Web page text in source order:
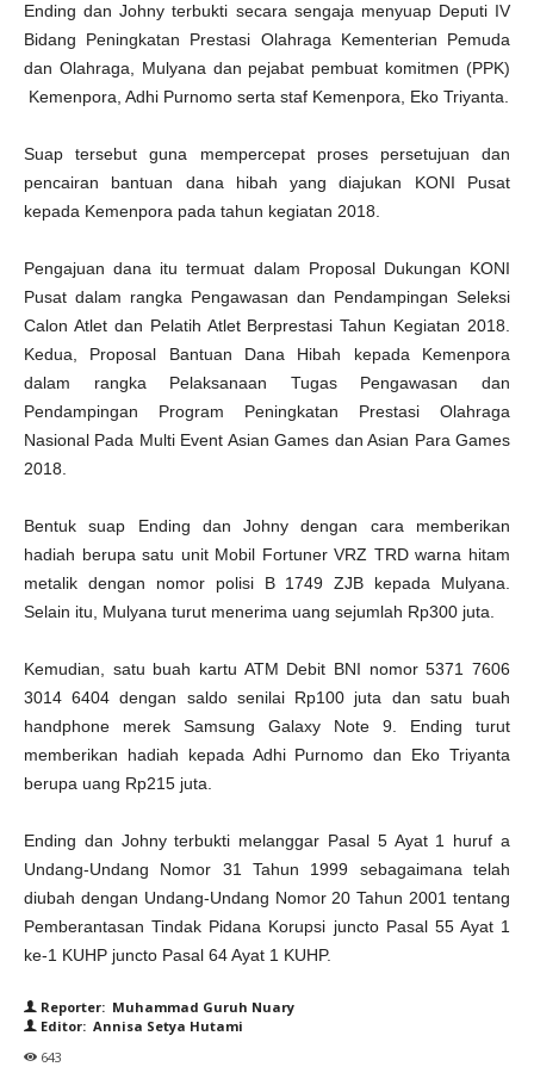
Ending dan Johny terbukti secara sengaja menyuap Deputi IV
Bidang Peningkatan Prestasi Olahraga Kementerian Pemuda
dan Olahraga, Mulyana dan pejabat pembuat komitmen (PPK)
Kemenpora, Adhi Purnomo serta staf Kemenpora, Eko Triyanta.
Suap tersebut guna mempercepat proses persetujuan dan
pencairan bantuan dana hibah yang diajukan KONI Pusat
kepada Kemenpora pada tahun kegiatan 2018.
Pengajuan dana itu termuat dalam Proposal Dukungan KONI
Pusat dalam rangka Pengawasan dan Pendampingan Seleksi
Calon Atlet dan Pelatih Atlet Berprestasi Tahun Kegiatan 2018.
Kedua, Proposal Bantuan Dana Hibah kepada Kemenpora
dalam rangka Pelaksanaan Tugas Pengawasan dan
Pendampingan Program Peningkatan Prestasi Olahraga
Nasional Pada Multi Event Asian Games dan Asian Para Games
2018.
Bentuk suap Ending dan Johny dengan cara memberikan
hadiah berupa satu unit Mobil Fortuner VRZ TRD warna hitam
metalik dengan nomor polisi B 1749 ZJB kepada Mulyana.
Selain itu, Mulyana turut menerima uang sejumlah Rp300 juta.
Kemudian, satu buah kartu ATM Debit BNI nomor 5371 7606
3014 6404 dengan saldo senilai Rp100 juta dan satu buah
handphone merek Samsung Galaxy Note 9. Ending turut
memberikan hadiah kepada Adhi Purnomo dan Eko Triyanta
berupa uang Rp215 juta.
Ending dan Johny terbukti melanggar Pasal 5 Ayat 1 huruf a
Undang-Undang Nomor 31 Tahun 1999 sebagaimana telah
diubah dengan Undang-Undang Nomor 20 Tahun 2001 tentang
Pemberantasan Tindak Pidana Korupsi juncto Pasal 55 Ayat 1
ke-1 KUHP juncto Pasal 64 Ayat 1 KUHP.
Reporter: Muhammad Guruh Nuary
Editor: Annisa Setya Hutami
643